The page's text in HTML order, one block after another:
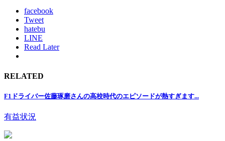
facebook
Tweet
hatebu
LINE
Read Later
RELATED
F1ドライバー佐藤琢磨さんの高校時代のエピソードが熱すぎます...
有益状況